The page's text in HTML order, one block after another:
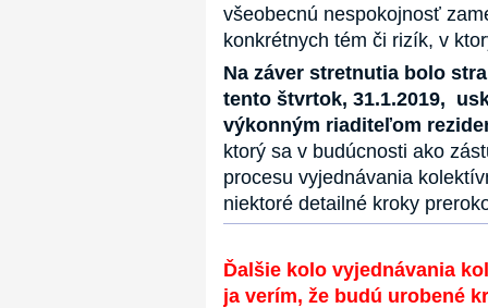
všeobecnú nespokojnosť
konkrétnych tém či rizík, v
Na záver stretnutia bolo
tento štvrtok, 31.1.2019,
výkonným riaditeľom
ktorý sa v budúcnosti ako
procesu vyjednávania
niektoré detailné kroky
Ďalšie kolo vyjednávania
ja verím, že budú urobené